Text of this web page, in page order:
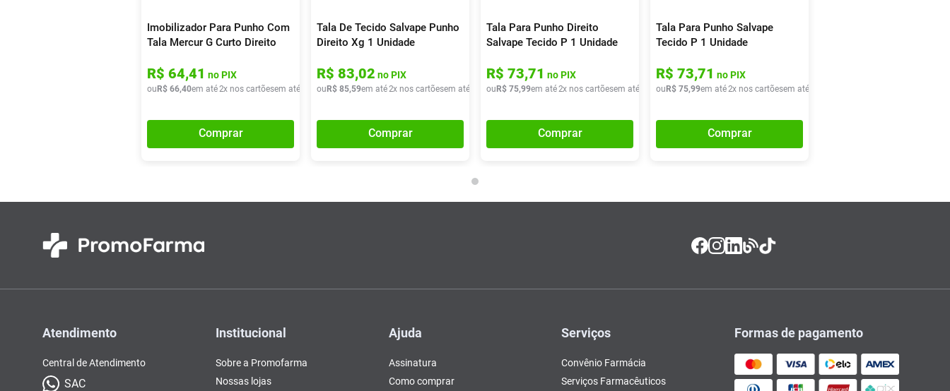
Imobilizador Para Punho Com
Tala Mercur G Curto Direito
R$ 64,41 no PIX
ou R$ 66,40em até2x nos cartõesem até x deR$ 33,20
Comprar
Tala De Tecido Salvape Punho
Direito Xg 1 Unidade
R$ 83,02 no PIX
ou R$ 85,59em até2x nos cartõesem até x deR$ 42,79
Comprar
Tala Para Punho Direito
Salvape Tecido P 1 Unidade
R$ 73,71 no PIX
ou R$ 75,99em até2x nos cartõesem até x deR$ 37,99
Comprar
Tala Para Punho Salvape
Tecido P 1 Unidade
R$ 73,71 no PIX
ou R$ 75,99em até2x nos cartõesem até
Comprar
Atendimento
Central de Atendimento
SAC
Institucional
Sobre a Promofarma
Nossas lojas
Ajuda
Assinatura
Como comprar
Serviços
Convênio Farmácia
Serviços Farmacêuticos
Formas de pagamento